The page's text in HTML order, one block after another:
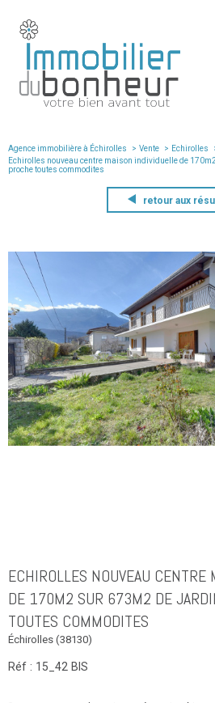
Agence immobilière à Échirolles Vente Echirolles
echirolles nouveau centre maison individuelle de 170m2 sur 673m2 de jardin au calme
proche toutes commodites
retour aux
ECHIROLLES NOUVEAU
DE 170M2 SUR 673M2 DE
TOUTES COMMODITES
Échirolles (38130)
Réf : 15_42 BIS